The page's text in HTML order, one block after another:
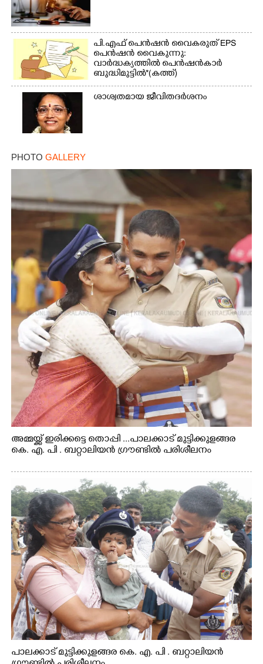
പി.എഫ് പെൻഷൻ വൈകരുത് EPS
പെൻഷൻ വൈകുന്നു:
വാർദ്ധക്യത്തിൽ പെൻഷൻകാർ
ബുദ്ധിമുട്ടിൽ*(കത്ത്)
ശാശ്വതമായ ജീവിതദർശനം
PHOTO GALLERY
അമ്മയ്ക്ക് ഇരിക്കട്ടെ തൊപ്പി ...പാലക്കാട് മുട്ടിക്കുളങ്ങര
കെ. എ. പി . ബറ്റാലിയൻ ഗ്രൗണ്ടിൽ പരിശീലനം
പാലക്കാട് മുട്ടിക്കുളങ്ങര കെ. എ. പി . ബറ്റാലിയൻ
Copy Link